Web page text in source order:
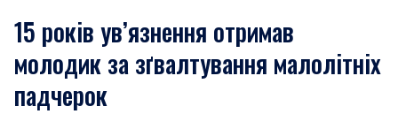
15 років ув’язнення отримав
молодик за зґвалтування малолітніх
падчерок